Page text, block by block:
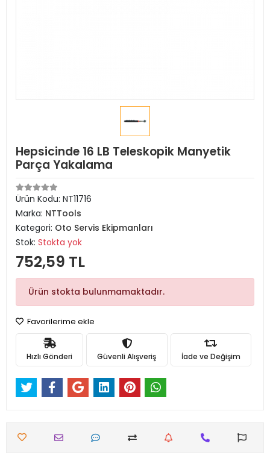
Hepsicinde 16 LB Teleskopik Manyetik
Parça Yakalama
Ürün Kodu: NT11716
Marka: NTTools
Kategori: Oto Servis Ekipmanları
Stok: Stokta yok
752,59 TL
Ürün stokta bulunmamaktadır.
Favorilerime ekle
Hızlı Gönderi Güvenli Alışveriş İade ve Değişim